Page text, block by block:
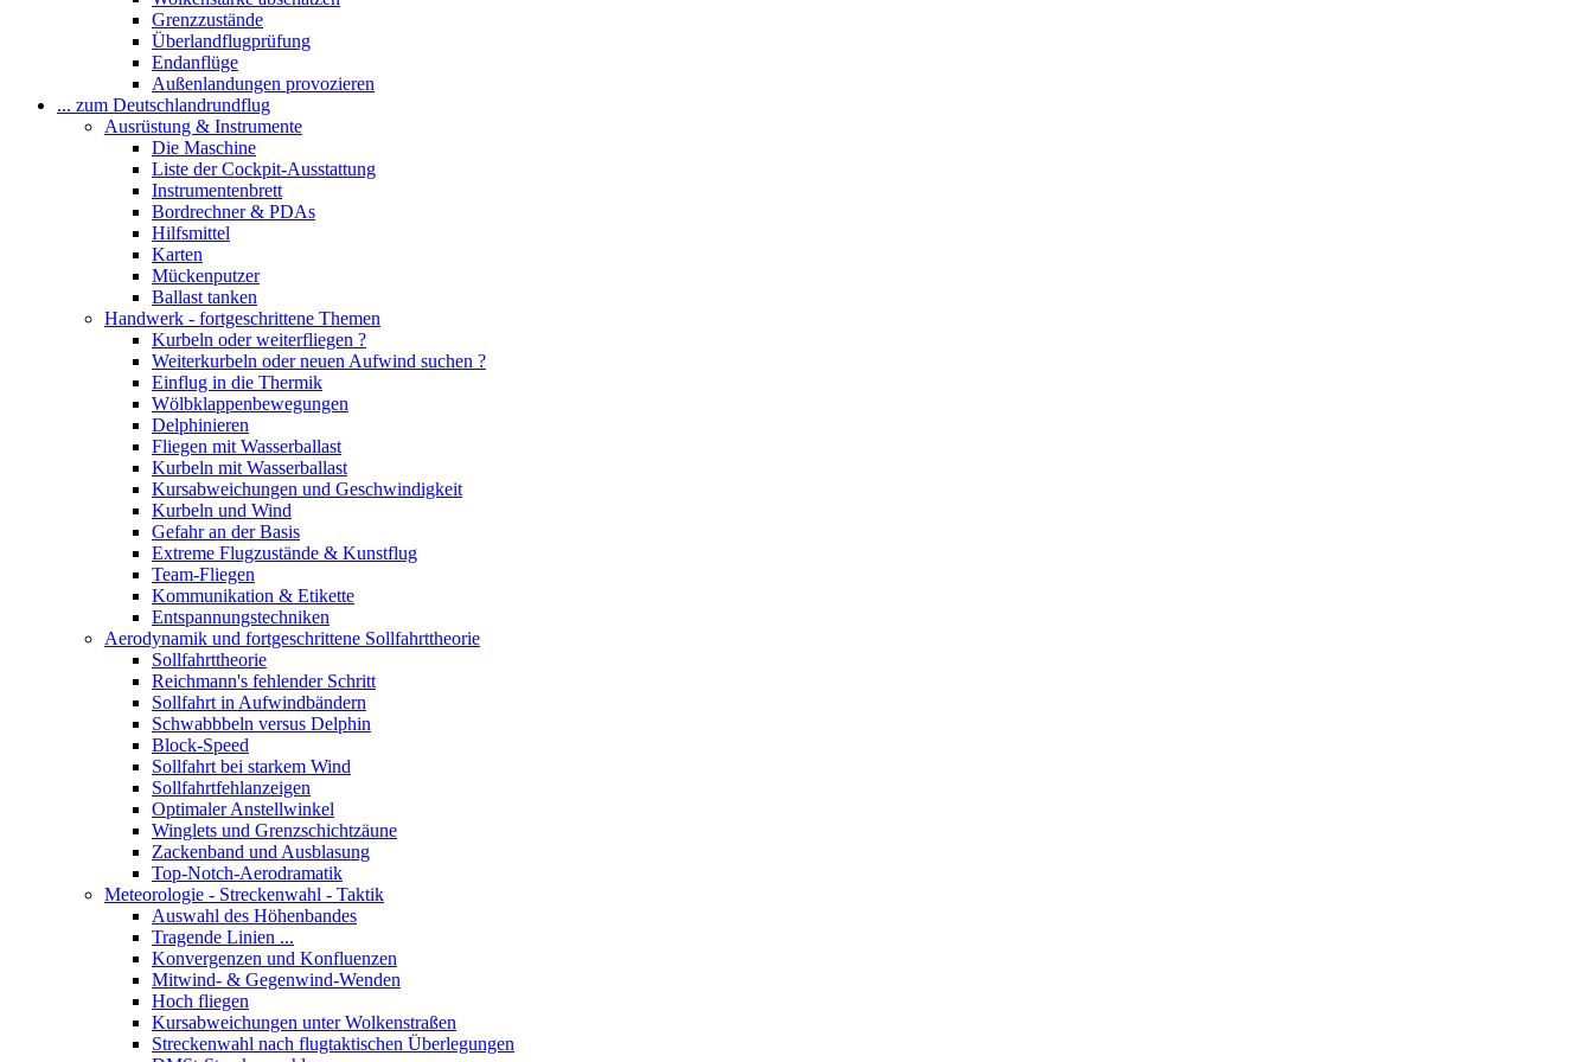
Grenzzustände
Überlandflugprüfung
Endanflüge
Außenlandungen provozieren
... zum Deutschlandrundflug
Ausrüstung & Instrumente
Die Maschine
Liste der Cockpit-Ausstattung
Instrumentenbrett
Bordrechner & PDAs
Hilfsmittel
Karten
Mückenputzer
Ballast tanken
Handwerk - fortgeschrittene Themen
Kurbeln oder weiterfliegen ?
Weiterkurbeln oder neuen Aufwind suchen ?
Einflug in die Thermik
Wölbklappenbewegungen
Delphinieren
Fliegen mit Wasserballast
Kurbeln mit Wasserballast
Kursabweichungen und Geschwindigkeit
Kurbeln und Wind
Gefahr an der Basis
Extreme Flugzustände & Kunstflug
Team-Fliegen
Kommunikation & Etikette
Entspannungstechniken
Aerodynamik und fortgeschrittene Sollfahrttheorie
Sollfahrttheorie
Reichmann's fehlender Schritt
Sollfahrt in Aufwindbändern
Schwabbbeln versus Delphin
Block-Speed
Sollfahrt bei starkem Wind
Sollfahrtfehlanzeigen
Optimaler Anstellwinkel
Winglets und Grenzschichtzäune
Zackenband und Ausblasung
Top-Notch-Aerodramatik
Meteorologie - Streckenwahl - Taktik
Auswahl des Höhenbandes
Tragende Linien ...
Konvergenzen und Konfluenzen
Mitwind- & Gegenwind-Wenden
Hoch fliegen
Kursabweichungen unter Wolkenstraßen
Streckenwahl nach flugtaktischen Überlegungen